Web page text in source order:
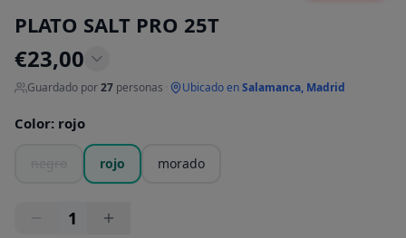
PLATO SALT PRO 25T
€23,00
Guardado por27 personas Ubicado enSalamanca, Madrid
Color: rojo
rojo morado
1